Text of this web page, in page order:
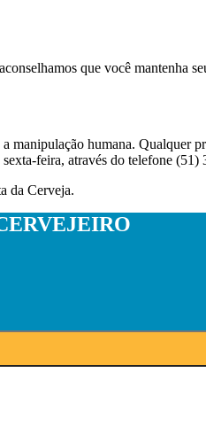
que você mantenha
manipulação humana. Qualquer
feira, através do telefone (51)
da Cerveja.